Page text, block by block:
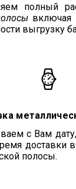
полный
включая
выгрузку
с Вам
доставки
полосы.